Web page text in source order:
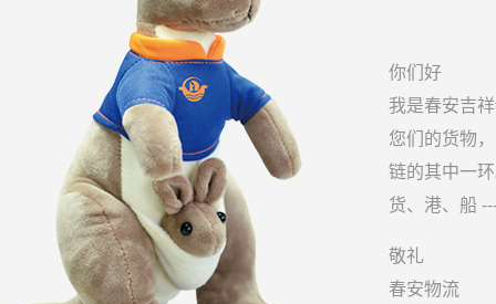
你们好
我是春安吉
您们的货物
链的其中一
货、港、船
敬礼
春安物流